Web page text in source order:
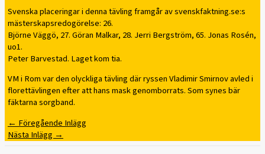
Svenska placeringar i denna tävling framgår av svenskfaktning.se:s
mästerskapsredogörelse: 26.
Björne Väggö, 27. Göran Malkar, 28. Jerri Bergström, 65. Jonas Rosén,
uo1.
Peter Barvestad. Laget kom tia.
VM i Rom var den olyckliga tävling där ryssen Vladimir Smirnov avled i
florettävlingen efter att hans mask genomborrats. Som synes bär
fäktarna sorgband.
← Föregående Inlägg
Nästa Inlägg →